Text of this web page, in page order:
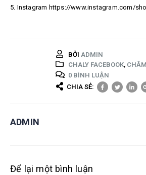
5. Instagram https://www.instagram.com/
BỞI ADMIN
CHALY FACEBOOK,
0 BÌNH LUẬN
CHIA SẺ:
ADMIN
Để lại một bình luận